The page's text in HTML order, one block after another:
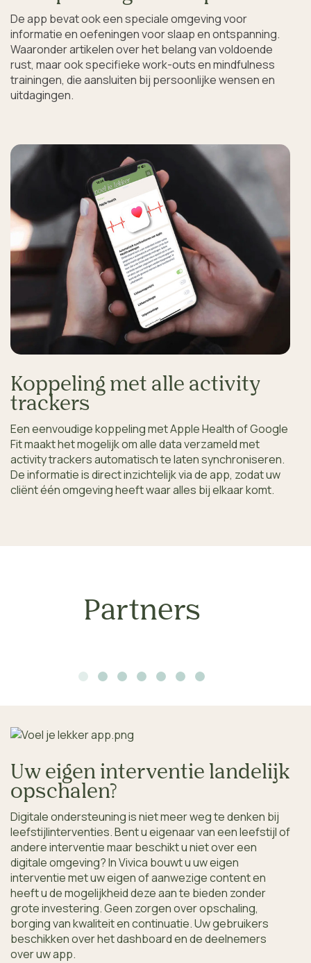
De app bevat ook een speciale omgeving voor
informatie en oefeningen voor slaap en ontspanning.
Waaronder artikelen over het belang van voldoende
rust, maar ook specifieke work-outs en mindfulness
trainingen, die aansluiten bij persoonlijke wensen en
uitdagingen.
Koppeling met alle activity
trackers
Een eenvoudige koppeling met Apple Health of Google
Fit maakt het mogelijk om alle data verzameld met
activity trackers automatisch te laten synchroniseren.
De informatie is direct inzichtelijk via de app, zodat uw
cliënt één omgeving heeft waar alles bij elkaar komt.
Partners
Uw eigen interventie landelijk
opschalen?
Digitale ondersteuning is niet meer weg te denken bij
leefstijlinterventies. Bent u eigenaar van een leefstijl of
andere interventie maar beschikt u niet over een
digitale omgeving? In Vivica bouwt u uw eigen
interventie met uw eigen of aanwezige content en
heeft u de mogelijkheid deze aan te bieden zonder
grote investering. Geen zorgen over opschaling,
borging van kwaliteit en continuatie. Uw gebruikers
beschikken over het dashboard en de deelnemers
over uw app.